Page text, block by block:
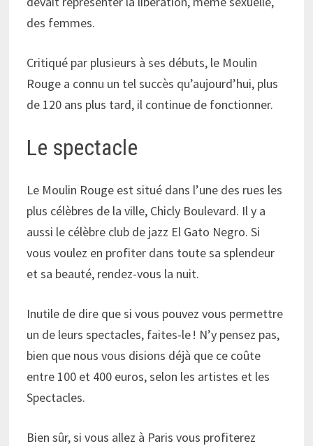
des femmes.
Critiqué par plusieurs à ses débuts, le Moulin
Rouge a connu un tel succès qu’aujourd’hui, plus
de 120 ans plus tard, il continue de fonctionner.
Le spectacle
Le Moulin Rouge est situé dans l’une des rues les
plus célèbres de la ville, Chicly Boulevard. Il y a
aussi le célèbre club de jazz El Gato Negro. Si
vous voulez en profiter dans toute sa splendeur
et sa beauté, rendez-vous la nuit.
Inutile de dire que si vous pouvez vous permettre
un de leurs spectacles, faites-le ! N’y pensez pas,
bien que nous vous disions déjà que ce coûte
entre 100 et 400 euros, selon les artistes et les
Spectacles.
Bien sûr, si vous allez à Paris vous profiterez